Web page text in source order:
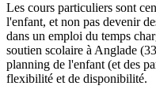
Les cours particuliers sont
l'enfant, et non pas devenir
dans un emploi du temps
soutien scolaire à Anglade
planning de l'enfant (et des
flexibilité et de disponibilité.